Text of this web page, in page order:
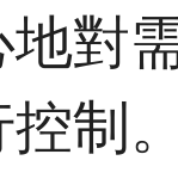
對
控制